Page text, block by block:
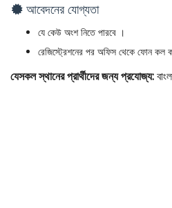
আবেদনের যোগ্যতা
যে কেউ অংশ নিতে পারবে ।
রেজিস্ট্রেশনের পর অফিস থেকে ফোন কল
যেসকল স্থানের প্রার্থীদের জন্য প্রযোজ্য: